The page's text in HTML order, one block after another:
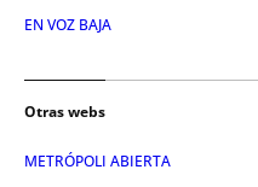
EN VOZ BAJA
Otras webs
METRÓPOLI ABIERTA